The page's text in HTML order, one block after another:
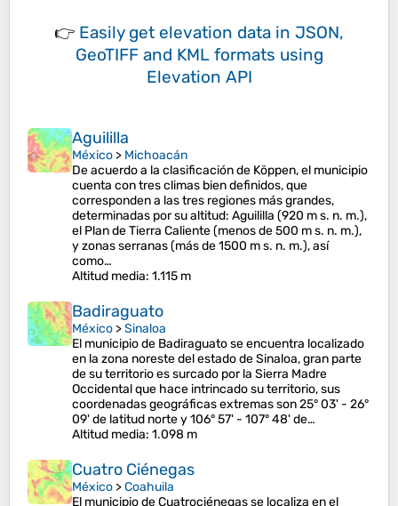
👉 Easily get elevation data in JSON,
GeoTIFF and KML formats using
Elevation API
Aguililla
México > Michoacán
De acuerdo a la clasificación de Köppen, el municipio
cuenta con tres climas bien definidos, que
corresponden a las tres regiones más grandes,
determinadas por su altitud: Aguililla (920 m s. n. m.),
el Plan de Tierra Caliente (menos de 500 m s. n. m.),
y zonas serranas (más de 1500 m s. n. m.), así
como…
Altitud media: 1.115 m
Badiraguato
México >Sinaloa
El municipio de Badiraguato se encuentra localizado
en la zona noreste del estado de Sinaloa, gran parte
de su territorio es surcado por la Sierra Madre
Occidental que hace intrincado su territorio, sus
coordenadas geográficas extremas son 25° 03' - 26°
09' de latitud norte y 106° 57' - 107° 48' de…
Altitud media: 1.098 m
Cuatro Ciénegas
México >Coahuila
El municipio de Cuatrociénegas se localiza en el